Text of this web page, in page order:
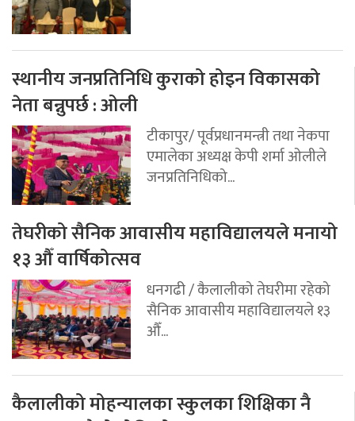
स्थानीय जनप्रतिनिधि कुराको होइन विकासको
नेता बन्नुपर्छ : ओली
टीकापुर/ पूर्वप्रधानमन्त्री तथा नेकपा
एमालेका अध्यक्ष केपी शर्मा ओलीले
जनप्रतिनिधिको...
तेघरीको सैनिक आवासीय महाविद्यालयले मनायो
१३ औँ वार्षिकोत्सव
धनगढी / कैलालीको तेघरीमा रहेको
सैनिक आवासीय महाविद्यालयले १३
औँ...
कैलालीको मोहन्यालका स्कुलका शिक्षिका नै